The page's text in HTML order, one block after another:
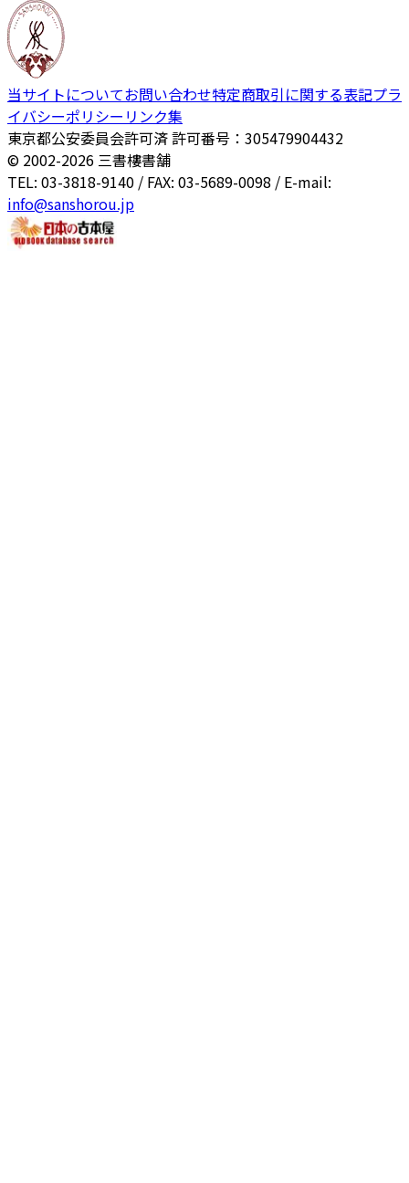
当サイトについてお問い合わせ特定商取引に関する表記プラ
イバシーポリシー リンク集
東京都公安委員会許可済 許可番号：305479904432
© 2002-2026 三書樓書舗
TEL: 03-3818-9140 / FAX: 03-5689-0098 / E-mail:
info@sanshorou.jp